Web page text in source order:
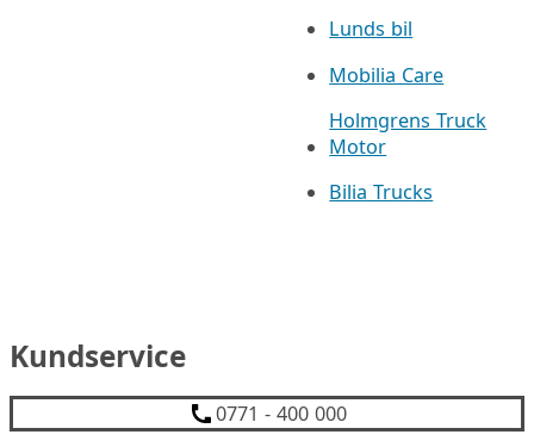
Lunds bil
Mobilia Care
Holmgrens Truck
Motor
Bilia Trucks
Kundservice
0771 - 400 000